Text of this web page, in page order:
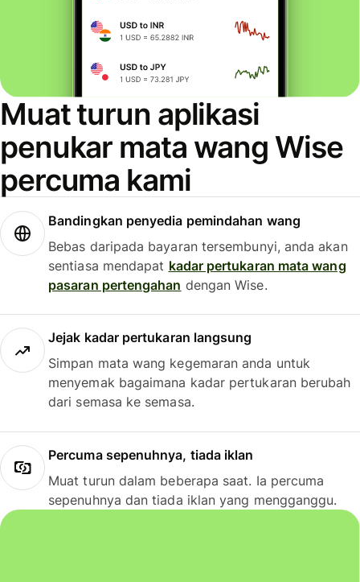
Muat turun aplikasi
penukar mata wang Wise
percuma kami
Bandingkan penyedia pemindahan wang
Bebas daripada bayaran tersembunyi, anda akan
sentiasa mendapat kadar pertukaran mata wang
pasaran pertengahan dengan Wise.
Jejak kadar pertukaran langsung
Simpan mata wang kegemaran anda untuk
menyemak bagaimana kadar pertukaran berubah
dari semasa ke semasa.
Percuma sepenuhnya, tiada iklan
Muat turun dalam beberapa saat. Ia percuma
sepenuhnya dan tiada iklan yang mengganggu.